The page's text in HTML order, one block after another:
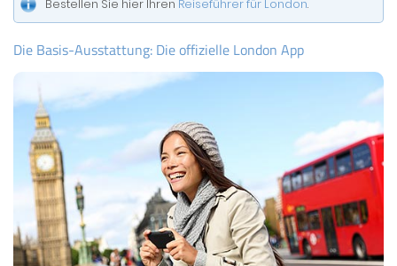
Bestellen Sie hier Ihren Reiseführer für London.
Die Basis-Ausstattung: Die offizielle London App